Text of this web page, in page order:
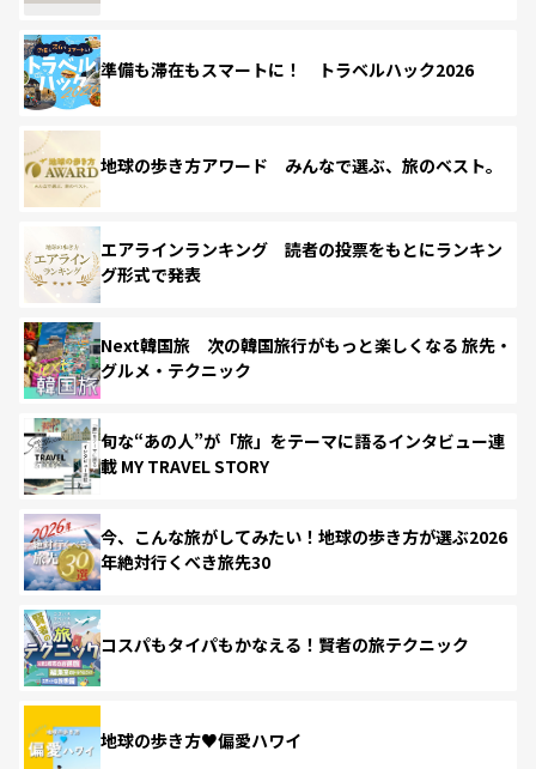
準備も滞在もスマートに！ トラベルハック2026
地球の歩き方アワード みんなで選ぶ、旅のベスト。
エアラインランキング 読者の投票をもとにランキン
グ形式で発表
Next韓国旅 次の韓国旅行がもっと楽しくなる 旅先・
グルメ・テクニック
旬な“あの人”が「旅」をテーマに語るインタビュー連
載 MY TRAVEL STORY
今、こんな旅がしてみたい！地球の歩き方が選ぶ2026
年絶対行くべき旅先30
コスパもタイパもかなえる！賢者の旅テクニック
地球の歩き方♥偏愛ハワイ